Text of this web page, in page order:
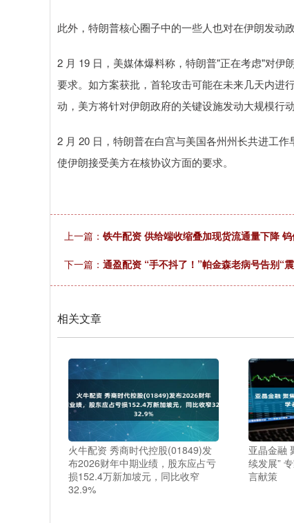
此外，特朗普核心圈子中的一些人也对在伊朗发动
2 月 19 日，美媒体爆料称，特朗普"正在考虑"对
要求。如方案获批，首轮攻击可能在未来几天内进
动，美方将针对伊朗政府的关键设施发动大规模行
2 月 20 日，特朗普在白宫与美国各州州长共进工
使伊朗接受美方在核协议方面的要求。
上一篇： 铁牛配资 供给端收缩叠加现货流通量下降
下一篇： 通盈配资 “手不抖了！”帕金森老病号告别“
相关文章
火牛配资 秀商时代控股(01849)发
布2026财年中期业绩，股东应占亏
损152.4万新加坡元，同比收窄
32.9%
亚晶金融
续发展”
言献策